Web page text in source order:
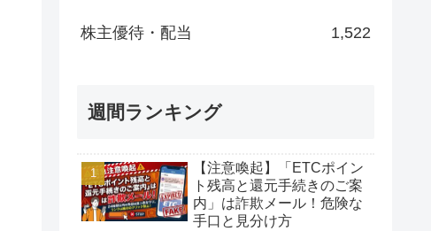
株主優待・配当 1,522
週間ランキング
【注意喚起】「ETCポイン
ト残高と還元手続きのご案
内」は詐欺メール！危険な
手口と見分け方